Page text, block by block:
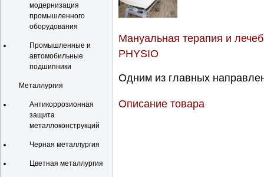
модернизация
промышленного
оборудования
Промышленные и
автомобильные
подшипники
Металлургия
Антикоррозионная
защита
металлоконструкций
Черная металлургия
Цветная металлургия
Мануальная терапия и
PHYSIO
Одним из главных
Описание товара